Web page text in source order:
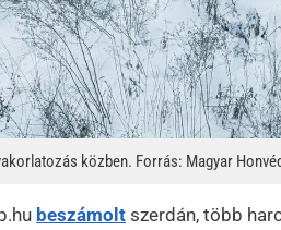
közben. Forrás: Magyar
beszámolt szerdán, több